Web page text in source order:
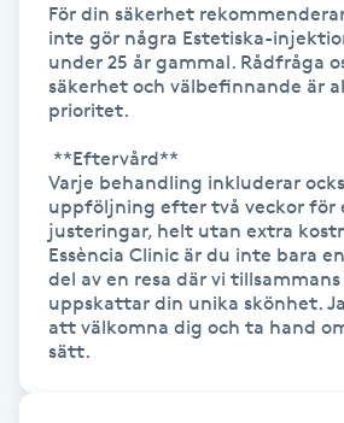
Hårbottenbehandling
Hårförlängning
Hårvård
Hälsa
Hälsprickor
För din säkerhet
inte gör några Estetiska-
under 25 år gammal. Rådfråga
säkerhet och välbefinnande är
prioritet.
Varje behandling inkluderar
uppföljning efter två veckor för
justeringar, helt utan extra
Essència Clinic är du inte bara
del av en resa där vi
uppskattar din unika skönhet.
att välkomna dig och ta hand
sätt.